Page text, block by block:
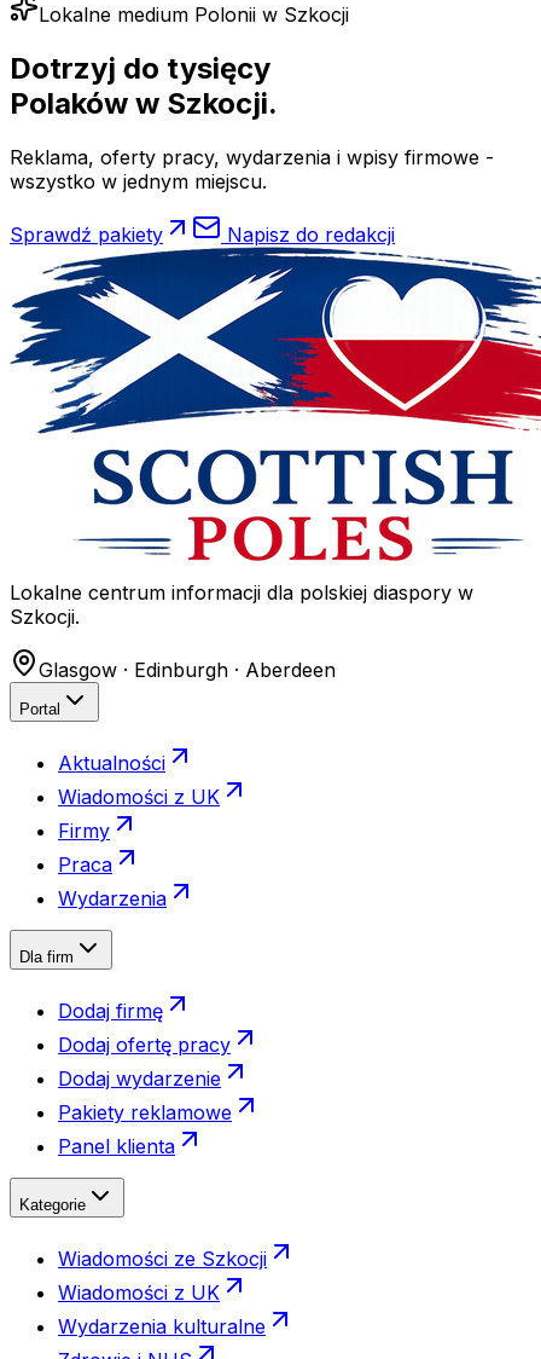
Lokalne medium Polonii w Szkocji
Dotrzyj do tysięcy
Polaków w Szkocji.
Reklama, oferty pracy, wydarzenia i wpisy firmowe -
wszystko w jednym miejscu.
Sprawdź pakiety Napisz do redakcji
Lokalne centrum informacji dla polskiej diaspory w
Szkocji.
Glasgow · Edinburgh · Aberdeen
Portal
Aktualności
Wiadomości z UK
Firmy
Praca
Wydarzenia
Dla firm
Dodaj firmę
Dodaj ofertę pracy
Dodaj wydarzenie
Pakiety reklamowe
Panel klienta
Kategorie
Wiadomości ze Szkocji
Wiadomości z UK
Wydarzenia kulturalne